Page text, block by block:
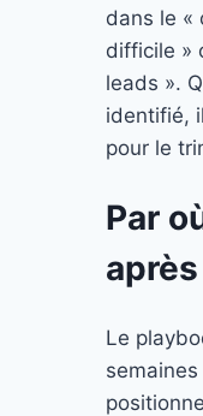
dans le «
difficile »
leads ».
identifié,
pour le
Par
Le